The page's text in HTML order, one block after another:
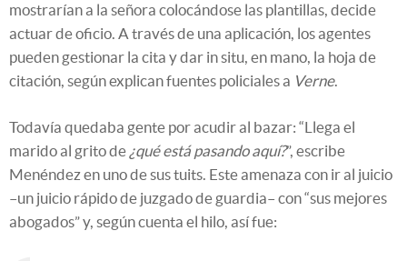
mostrarían a la señora colocándose las plantillas, decide
actuar de oficio. A través de una aplicación, los agentes
pueden gestionar la cita y dar in situ, en mano, la hoja de
citación, según explican fuentes policiales a Verne.
Todavía quedaba gente por acudir al bazar: “Llega el
marido al grito de ¿qué está pasando aquí?”, escribe
Menéndez en uno de sus tuits. Este amenaza con ir al juicio
–un juicio rápido de juzgado de guardia– con “sus mejores
abogados” y, según cuenta el hilo, así fue: